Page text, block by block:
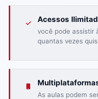
Acessos
você pode assistir
quantas vezes
As aulas podem